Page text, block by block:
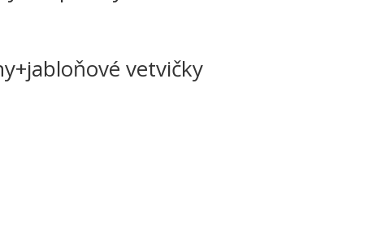
vetvičky